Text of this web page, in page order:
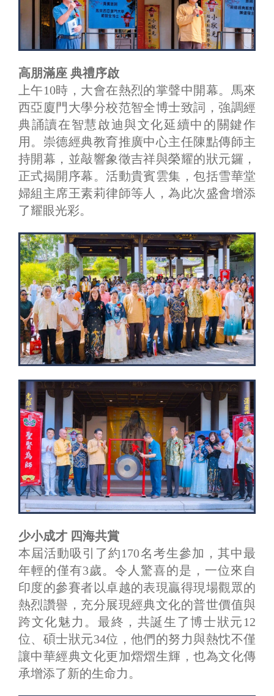
高朋滿座 典禮序啟
上午10時，大會在熱烈的掌聲中開幕。馬來
西亞廈門大學分校范智全博士致詞，強調經
典誦讀在智慧啟迪與文化延續中的關鍵作
用。崇德經典教育推廣中心主任陳點傳師主
持開幕，並敲響象徵吉祥與榮耀的狀元鑼，
正式揭開序幕。活動貴賓雲集，包括雪華堂
婦組主席王素莉律師等人，為此次盛會增添
了耀眼光彩。
少小成才 四海共賞
本屆活動吸引了約170名考生參加，其中最
年輕的僅有3歲。令人驚喜的是，一位來自
印度的參賽者以卓越的表現贏得現場觀眾的
熱烈讚譽，充分展現經典文化的普世價值與
跨文化魅力。最終，共誕生了博士狀元12
位、碩士狀元34位，他們的努力與熱忱不僅
讓中華經典文化更加熠熠生輝，也為文化傳
承增添了新的生命力。